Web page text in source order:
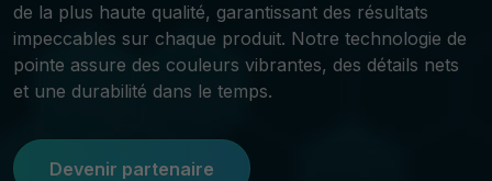
de la plus haute qualité, garantissant des résultats
impeccables sur chaque produit. Notre technologie de
pointe assure des couleurs vibrantes, des détails nets
et une durabilité dans le temps.
Devenir partenaire